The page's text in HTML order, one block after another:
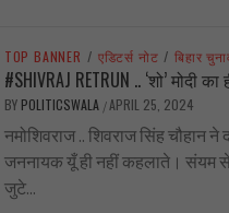
TOP BANNER / एडिटर्स नोट / बिहार
#SHIVRAJ RETRUN .. ‘शो’ मोदी का
BY POLITICSWALA /APRIL 25, 2024
नमोशिवराज .. शिवराज सिंह चौहान ने
जननायक यूँ ही नहीं कहलाते। संयम
जुटे...